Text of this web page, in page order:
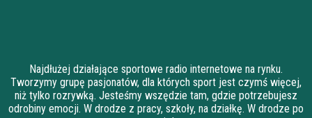
Najdłużej działające sportowe radio internetowe na rynku.
Tworzymy grupę pasjonatów, dla których sport jest czymś więcej,
niż tylko rozrywką. Jesteśmy wszędzie tam, gdzie potrzebujesz
odrobiny emocji. W drodze z pracy, szkoły, na działkę. W drodze po